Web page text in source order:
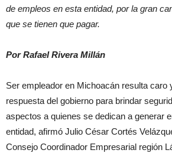
de empleos en esta entidad, por la gran
que se tienen que pagar.
Por Rafael Rivera Millán
Ser empleador en Michoacán resulta caro
respuesta del gobierno para brindar
aspectos a quienes se dedican a generar
entidad, afirmó Julio César Cortés
Consejo Coordinador Empresarial región